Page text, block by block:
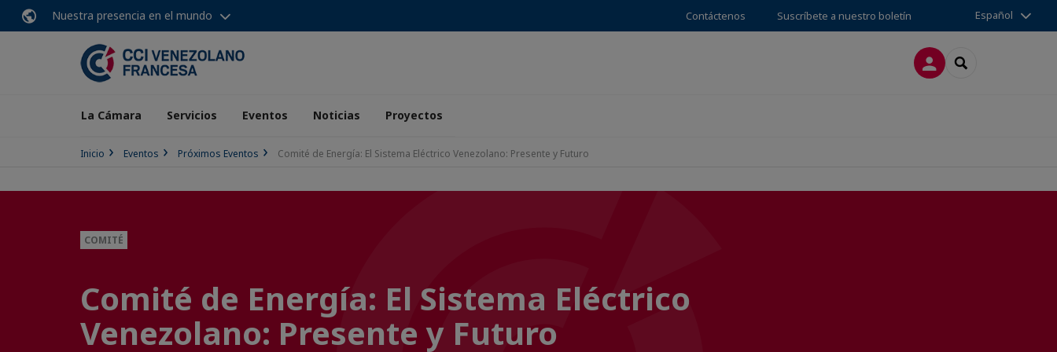
Nuestra presencia en el mundo Contáctenos Suscríbete a nuestro boletín Español
CONECTARSE
SEARCH
La Cámara Servicios Eventos Noticias Proyectos
Inicio Eventos Próximos Eventos Comité de Energía: El Sistema Eléctrico Venezolano: Presente y Futuro
COMITÉ
Comité de Energía: El Sistema Eléctrico
Venezolano: Presente y Futuro